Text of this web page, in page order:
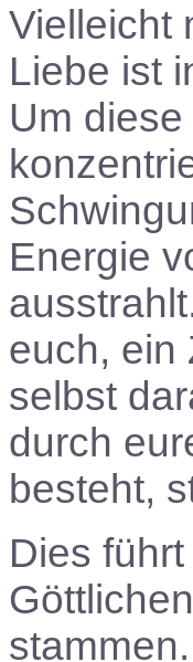
Vielleicht
Liebe ist
Um
Energie
euch, ein
selbst
durch
besteht,
Dies